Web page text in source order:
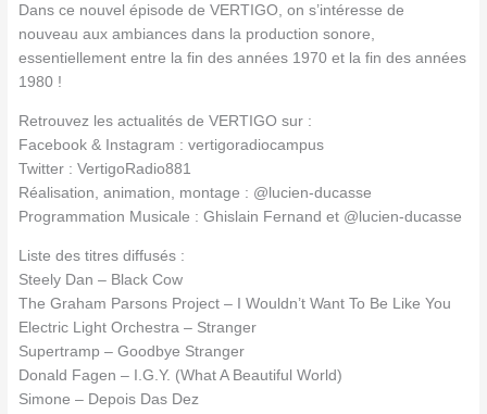
Dans ce nouvel épisode de VERTIGO, on s’intéresse de
nouveau aux ambiances dans la production sonore,
essentiellement entre la fin des années 1970 et la fin des années
1980 !
Retrouvez les actualités de VERTIGO sur :
Facebook & Instagram : vertigoradiocampus
Twitter : VertigoRadio881
Réalisation, animation, montage : @lucien-ducasse
Programmation Musicale : Ghislain Fernand et @lucien-ducasse
Liste des titres diffusés :
Steely Dan – Black Cow
The Graham Parsons Project – I Wouldn’t Want To Be Like You
Electric Light Orchestra – Stranger
Supertramp – Goodbye Stranger
Donald Fagen – I.G.Y. (What A Beautiful World)
Simone – Depois Das Dez